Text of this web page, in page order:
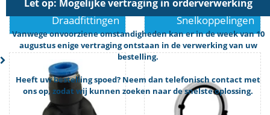
Let op: Mogelijke vertraging in orderverwerking
Vanwege onvoorziene omstandigheden kan er in de week van 10
augustus enige vertraging ontstaan in de verwerking van uw
bestelling.
Heeft uw bestelling spoed? Neem dan telefonisch contact met
ons op, zodat wij kunnen zoeken naar de snelste oplossing.
Draadfittingen Snelkoppelingen